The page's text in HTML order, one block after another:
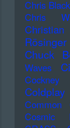
Chris
Chris
Rösinger
Chuck
Waves
Cockney
Coldplay
Common
Cosmic